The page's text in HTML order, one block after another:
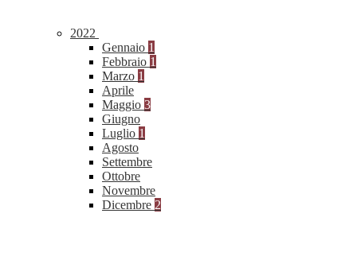
2022
Gennaio 1
Febbraio 1
Marzo 1
Aprile
Maggio 3
Giugno
Luglio 1
Agosto
Settembre
Ottobre
Novembre
Dicembre 2